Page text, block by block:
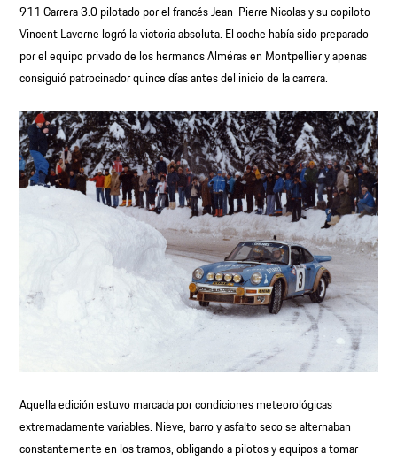
911 Carrera 3.0 pilotado por el francés Jean-Pierre Nicolas y su copiloto
Vincent Laverne logró la victoria absoluta. El coche había sido preparado
por el equipo privado de los hermanos Alméras en Montpellier y apenas
consiguió patrocinador quince días antes del inicio de la carrera.
Aquella edición estuvo marcada por condiciones meteorológicas
extremadamente variables. Nieve, barro y asfalto seco se alternaban
constantemente en los tramos, obligando a pilotos y equipos a tomar